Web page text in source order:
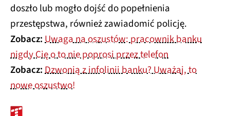
doszło lub mogło dojść do popełnienia
przestępstwa, również zawiadomić policję.
Zobacz:Uwaga na oszustów: pracownik banku
nigdy Cię o to nie poprosi przez telefon
Zobacz:Dzwonią z infolinii banku? Uważaj, to
nowe oszustwo!